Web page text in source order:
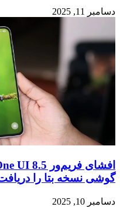
دسامبر 11, 2025
گوشی نسخه بتا را
دسامبر 10, 2025